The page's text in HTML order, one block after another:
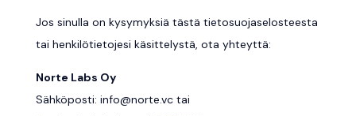
Jos sinulla on kysymyksiä tästä tietosuojaselosteesta
tai henkilötietojesi käsittelystä, ota yhteyttä:
Norte Labs Oy
Sähköposti: info@norte.vctai